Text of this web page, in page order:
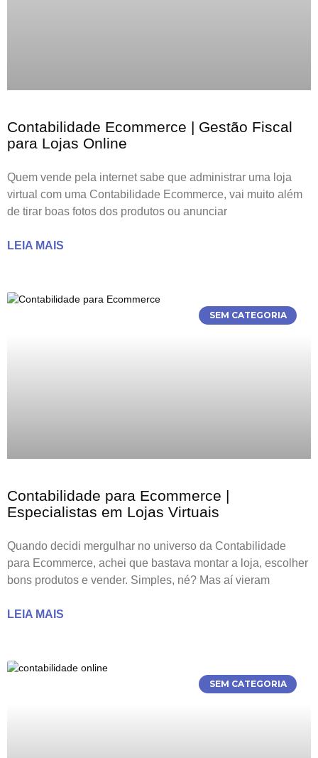
Contabilidade Ecommerce | Gestão Fiscal
para Lojas Online
Quem vende pela internet sabe que administrar uma loja
virtual com uma Contabilidade Ecommerce, vai muito além
de tirar boas fotos dos produtos ou anunciar
LEIA MAIS
SEM CATEGORIA
Contabilidade para Ecommerce |
Especialistas em Lojas Virtuais
Quando decidi mergulhar no universo da Contabilidade
para Ecommerce, achei que bastava montar a loja, escolher
bons produtos e vender. Simples, né? Mas aí vieram
LEIA MAIS
SEM CATEGORIA